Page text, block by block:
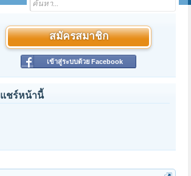
สมัครสมาชิก
เข้าสู่ระบบด้วย Facebook
แชร์หน้านี้